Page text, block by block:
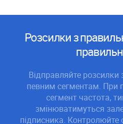
Розсилки з
Відправляйте
певним сегментам. При
сегмент частота,
змінюватимуться
підписника. Контролюйте